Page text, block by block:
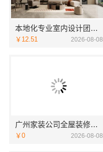
本地化专业室内设计团队省心，嘉兴绿色之家建材科技全程托管
￥12.51 2026-08-08
广州家装公司全屋装修选精匠饰家，全铝家居环保零甲醛
￥0 2026-08-08